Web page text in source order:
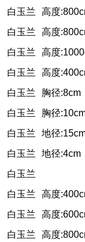
白玉兰 高度
白玉兰
高度
白玉兰
高度
白玉兰
高度
白玉兰
胸径:8cm
白玉兰 胸径
白玉兰
地径
白玉兰
地径:4cm
白玉兰
白玉兰 高度
白玉兰
高度
白玉兰
高度